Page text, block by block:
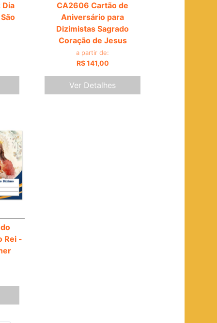
Dia
CA2606 Cartão de
Aniversário para
Dizimistas Sagrado
Coração de Jesus
a partir de:
R$ 141,00
Ver Detalhes
Rei -